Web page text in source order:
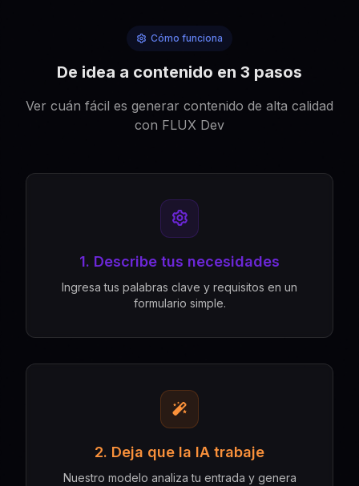
Cómo funciona
De idea a contenido en 3 pasos
Ver cuán fácil es generar contenido de alta calidad
con FLUX Dev
1. Describe tus necesidades
Ingresa tus palabras clave y requisitos en un
formulario simple.
2. Deja que la IA trabaje
Nuestro modelo analiza tu entrada y genera